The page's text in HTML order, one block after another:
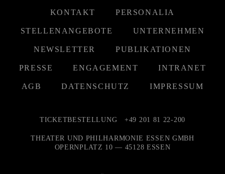
KONTAKT PERSONALIA
STELLENANGEBOTE UNTERNEHMEN
NEWSLETTER PUBLIKATIONEN
PRESSE ENGAGEMENT INTRANET
AGB DATENSCHUTZ IMPRESSUM
TICKETBESTELLUNG +49 201 81 22-200
THEATER UND PHILHARMONIE ESSEN GMBH
OPERNPLATZ 10 — 45128 ESSEN